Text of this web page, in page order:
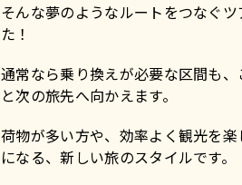
そんな夢のようなルートをつなぐ
た！
通常なら乗り換えが必要な区間も
と次の旅先へ向かえます。
荷物が多い方や、効率よく観光を
になる、新しい旅のスタイルです。